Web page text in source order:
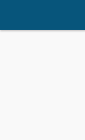
content